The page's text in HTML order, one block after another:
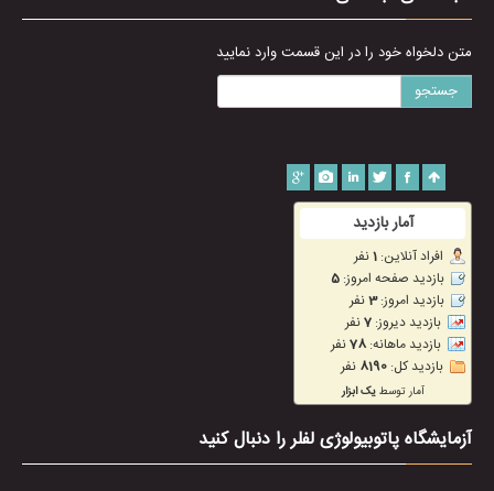
متن دلخواه خود را در این قسمت وارد نمایید
جستجو
آزمایشگاه پاتوبیولوژی لفلر را دنبال کنید